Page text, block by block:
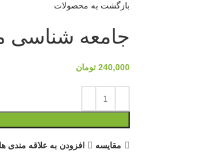
بازگشت به محصولات
جامعه
240,000 تومان
مقایسه افزودن به علاقه مندی ها